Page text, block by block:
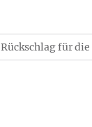
Rückschlag für